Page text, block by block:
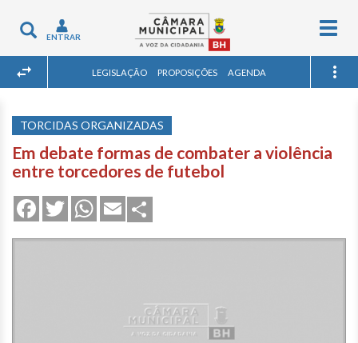
Toggle
navigation
ENTRAR
LEGISLAÇÃO PROPOSIÇÕES AGENDA
TORCIDAS ORGANIZADAS
Em debate formas de combater a violência
entre torcedores de futebol
FacebookTwitterWhatsApp
Email